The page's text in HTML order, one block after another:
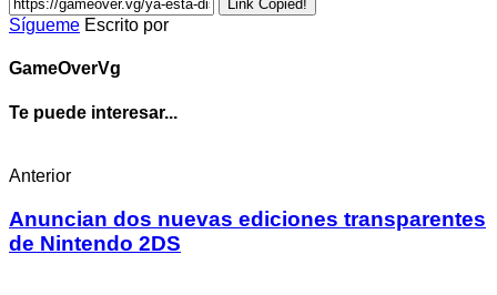
Link Copied!
Sígueme Escrito por
GameOverVg
Te puede interesar...
Anterior
Anuncian dos nuevas ediciones transparentes
de Nintendo 2DS